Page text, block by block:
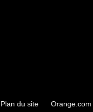
Plan du site Orange.com